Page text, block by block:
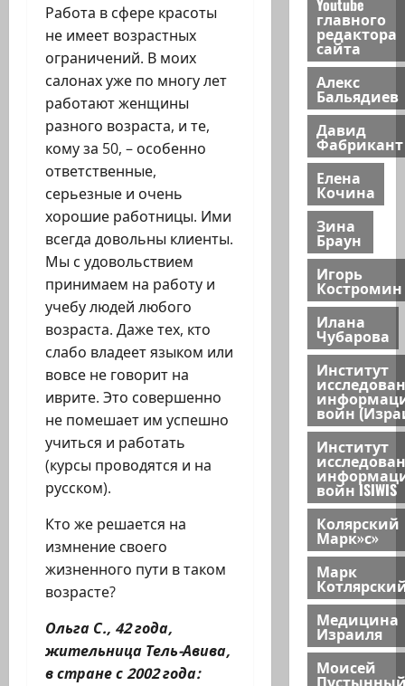
Работа в сфере красоты
не имеет возрастных
ограничений. В моих
салонах уже по многу лет
работают женщины
разного возраста, и те,
кому за 50, – особенно
ответственные,
серьезные и очень
хорошие работницы. Ими
всегда довольны клиенты.
Мы с удовольствием
принимаем на работу и
учебу людей любого
возраста. Даже тех, кто
слабо владеет языком или
вовсе не говорит на
иврите. Это совершенно
не помешает им успешно
учиться и работать
(курсы проводятся и на
русском).
Кто же решается на
измнение своего
жизненного пути в таком
возрасте?
Ольга С., 42 года,
жительница Тель-Авива,
в стране с 2002 года:
главного
редактора
сайта
Алекс
Бальядиев
Давид
Фабрикант
Елена
Кочина
Зина
Браун
Игорь
Костромин
Илана
Чубарова
Институт
войн
Институт
войн ISIWIS
Колярский
Марк»с»
Марк
Медицина
Израиля
Моисей